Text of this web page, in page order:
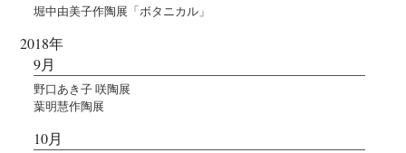
堀中由美子作陶展「ボタニカル」
2018年
9月
野口あき子 咲陶展
葉明慧作陶展
10月